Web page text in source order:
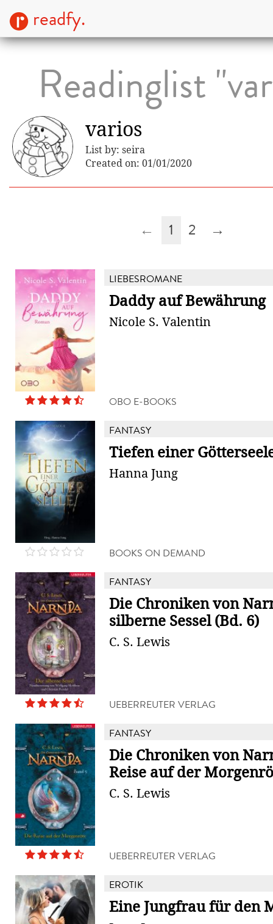
readfy.
Readinglist
varios
List by: seira
Created on: 01/01/2020
← 1 2 →
LIEBESROMANE
Daddy auf Bewährung
Nicole S. Valentin
OBO E-BOOKS
FANTASY
Tiefen einer
Hanna Jung
BOOKS ON DEMAND
FANTASY
Die Chroniken von
silberne Sessel (Bd. 6)
C. S. Lewis
UEBERREUTER VERLAG
FANTASY
Die Chroniken von
Reise auf der
C. S. Lewis
UEBERREUTER VERLAG
EROTIK
Eine Jungfrau für den